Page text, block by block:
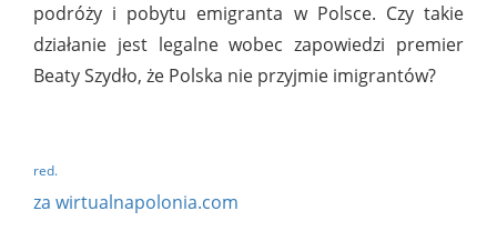
podróży i pobytu emigranta w Polsce. Czy takie
działanie jest legalne wobec zapowiedzi premier
Beaty Szydło, że Polska nie przyjmie imigrantów?
red.
za wirtualnapolonia.com